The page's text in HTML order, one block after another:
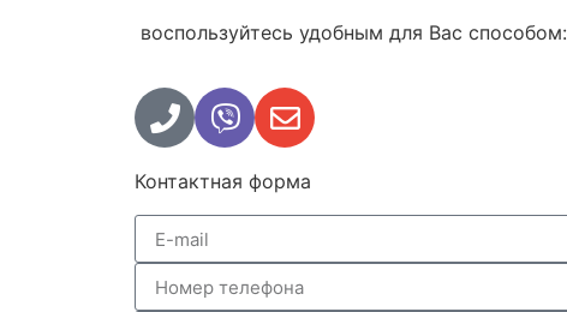
воспользуйтесь удобным для Вас способом:
Контактная форма